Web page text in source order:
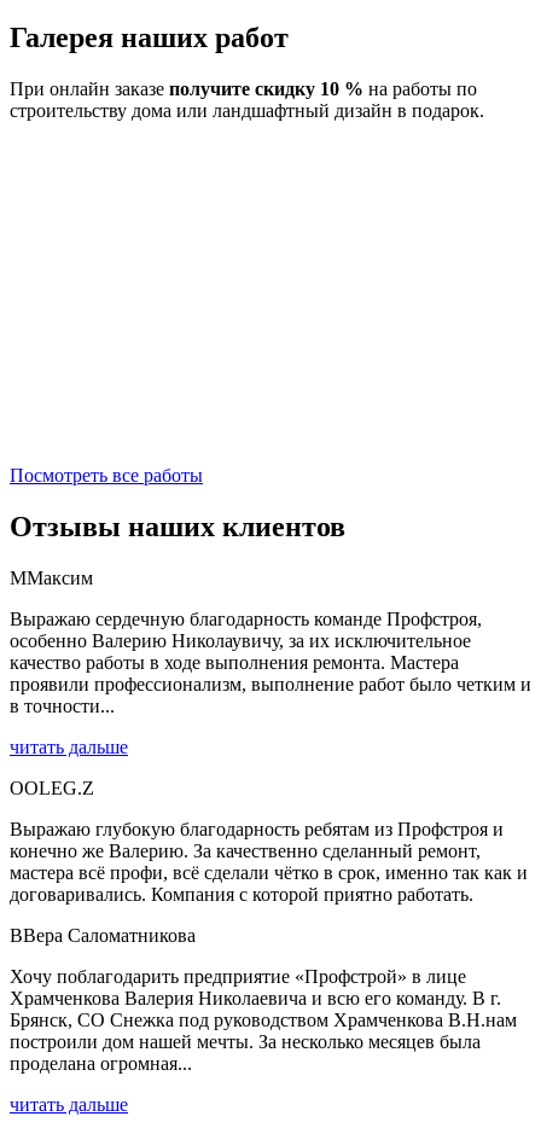
Галерея наших работ
При онлайн заказе получите скидку 10 % на работы по
строительству дома или ландшафтный дизайн в подарок.
Посмотреть все работы
Отзывы наших клиентов
ММаксим
Выражаю сердечную благодарность команде Профстроя,
особенно Валерию Николаувичу, за их исключительное
качество работы в ходе выполнения ремонта. Мастера
проявили профессионализм, выполнение работ было четким и
в точности...
читать дальше
OOLEG.Z
Выражаю глубокую благодарность ребятам из Профстроя и
конечно же Валерию. За качественно сделанный ремонт,
мастера всё профи, всё сделали чётко в срок, именно так как и
договаривались. Компания с которой приятно работать.
ВВера Саломатникова
Хочу поблагодарить предприятие «Профстрой» в лице
Храмченкова Валерия Николаевича и всю его команду. В г.
Брянск, СО Снежка под руководством Храмченкова В.Н.нам
построили дом нашей мечты. За несколько месяцев была
проделана огромная...
читать дальше